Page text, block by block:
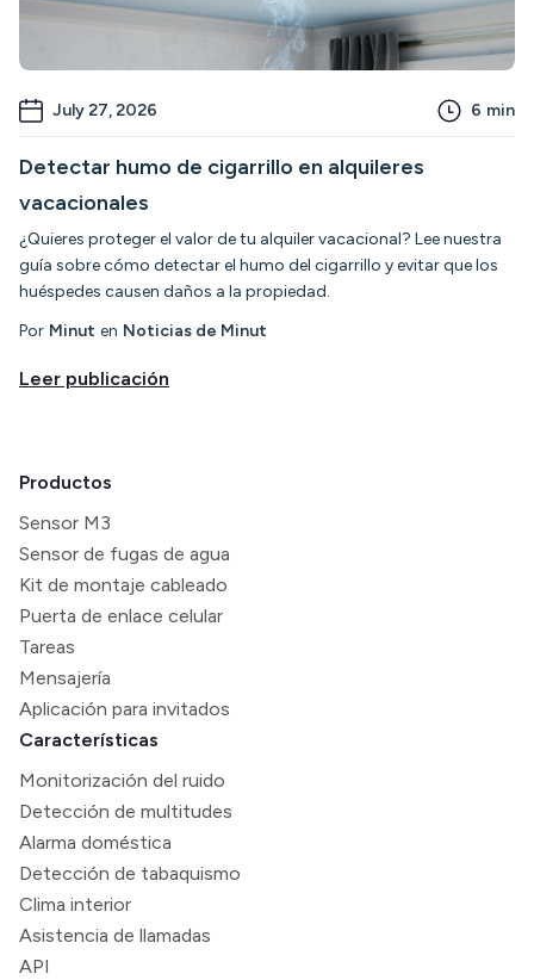
July 27, 2026 6 min
Detectar humo de cigarrillo en alquileres
vacacionales
¿Quieres proteger el valor de tu alquiler vacacional? Lee nuestra
guía sobre cómo detectar el humo del cigarrillo y evitar que los
huéspedes causen daños a la propiedad.
Por Minut en Noticias de Minut
Leer publicación
Productos
Sensor M3
Sensor de fugas de agua
Kit de montaje cableado
Puerta de enlace celular
Tareas
Mensajería
Aplicación para invitados
Características
Monitorización del ruido
Detección de multitudes
Alarma doméstica
Detección de tabaquismo
Clima interior
Asistencia de llamadas
API